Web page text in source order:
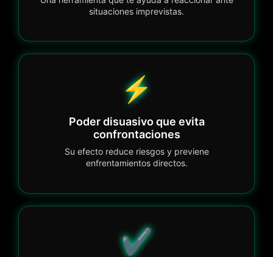
situaciones imprevistas.
⚡
Poder disuasivo que evita
confrontaciones
Su efecto reduce riesgos y previene
enfrentamientos directos.
✔️